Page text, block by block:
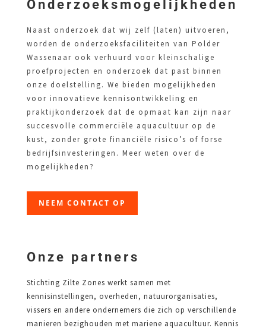
Onderzoeksmogelijkheden
Naast onderzoek dat wij zelf (laten) uitvoeren,
worden de onderzoeksfaciliteiten van Polder
Wassenaar ook verhuurd voor kleinschalige
proefprojecten en onderzoek dat past binnen
onze doelstelling. We bieden mogelijkheden
voor innovatieve kennisontwikkeling en
praktijkonderzoek dat de opmaat kan zijn naar
succesvolle commerciële aquacultuur op de
kust, zonder grote financiële risico’s of forse
bedrijfsinvesteringen. Meer weten over de
mogelijkheden?
NEEM CONTACT OP
Onze partners
Stichting Zilte Zones werkt samen met
kennisinstellingen, overheden, natuurorganisaties,
vissers en andere ondernemers die zich op verschillende
manieren bezighouden met mariene aquacultuur. Kennis